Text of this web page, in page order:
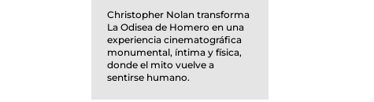
Christopher Nolan transforma
La Odisea de Homero en una
experiencia cinematográfica
monumental, íntima y física,
donde el mito vuelve a
sentirse humano.